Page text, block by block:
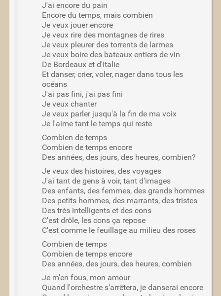
J'ai encore du pain
Encore du temps, mais combien
Je veux jouer encore
Je veux rire des montagnes de rires
Je veux pleurer des torrents de larmes
Je veux boire des bateaux entiers de vin
De Bordeaux et d'Italie
Et danser, crier, voler, nager dans tous les
océans
J'ai pas fini, j'ai pas fini
Je veux chanter
Je veux parler jusqu'à la fin de ma voix
Je l'aime tant le temps qui reste
Combien de temps
Combien de temps encore
Des années, des jours, des heures, combien?
Je veux des histoires, des voyages
J'ai tant de gens à voir, tant d'images
Des enfants, des femmes, des grands hommes
Des petits hommes, des marrants, des tristes
Des très intelligents et des cons
C'est drôle, les cons ça repose
C'est comme le feuillage au milieu des roses
Combien de temps
Combien de temps encore
Des années, des jours, des heures, combien
Je m'en fous, mon amour
Quand l'orchestre s'arrêtera, je danserai encore